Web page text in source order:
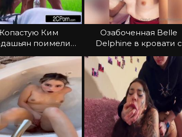
Ким
поимели
фото сессии
Озабоченная Belle
Delphine в кровати с
бойфрендом